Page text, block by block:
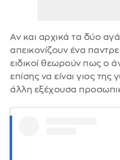
Αν και αρχικά τα δύο
απεικονίζουν ένα
ειδικοί θεωρούν πως ο
επίσης να είναι γιος της
άλλη εξέχουσα